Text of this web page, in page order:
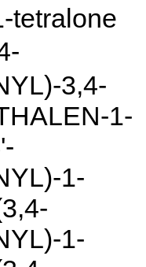
tetralone
3,4-
1-
1-
1-